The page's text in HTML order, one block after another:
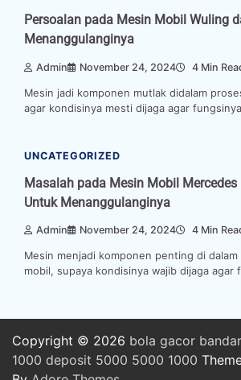
Persoalan pada Mesin Mobil Wuling
Menanggulanginya
Admin November 24, 2024 4 Min
Mesin jadi komponen mutlak didalam
agar kondisinya mesti dijaga agar
UNCATEGORIZED
Masalah pada Mesin Mobil
Untuk Menanggulanginya
Admin November 24, 2024 4 Min
Mesin menjadi komponen penting di
mobil, supaya kondisinya wajib dijaga
Copyright © 2026 bola gacor bandar
1000 deposit 5000 5000 1000